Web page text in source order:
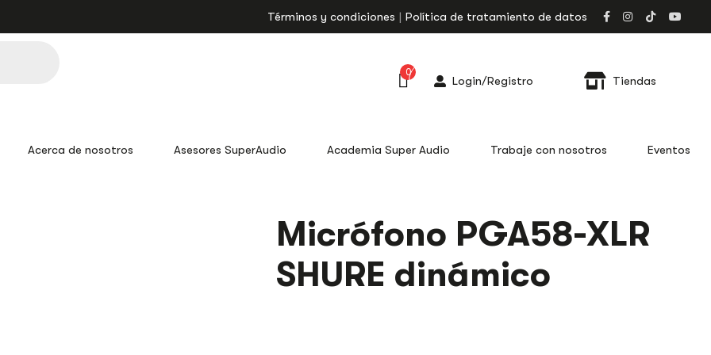
Términos y condiciones
Política de tratamiento de datos
0
Login/Registro Tiendas
Acerca de nosotros Asesores SuperAudio Academia Super Audio Trabaje con nosotros Eventos
Micrófono PGA58-XLR
SHURE dinámico
MICRÓFONO
PGA58-
XLR
SHURE
DINÁMICO